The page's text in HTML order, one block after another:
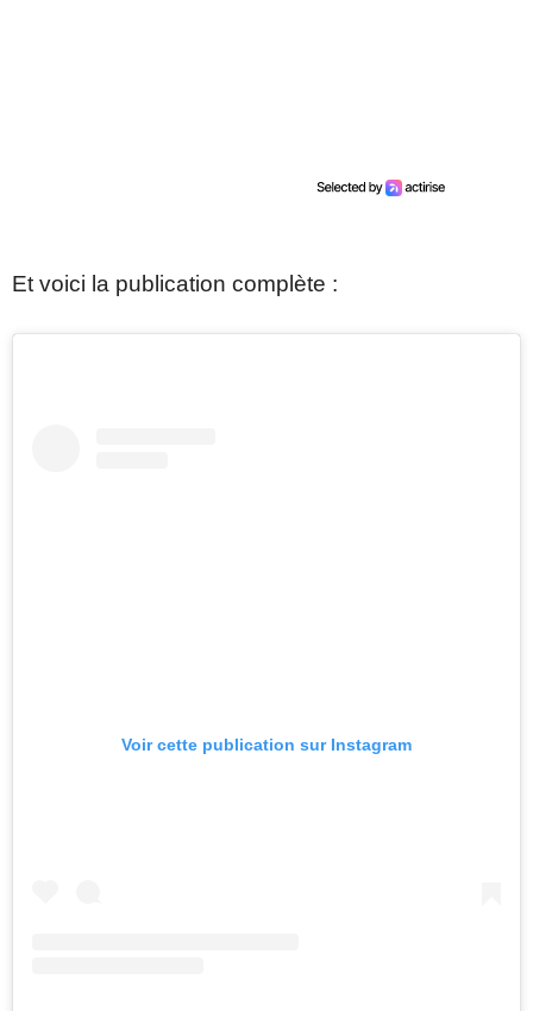
Et voici la publication complète :
Voir cette publication sur Instagram